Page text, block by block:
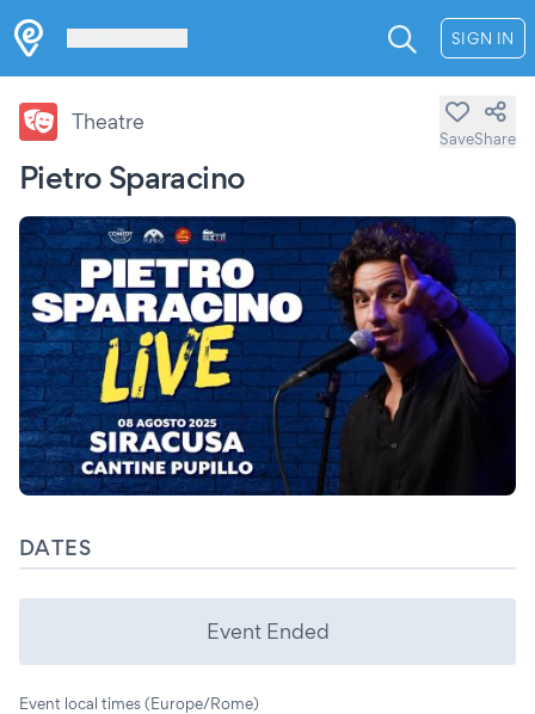
SIGN IN
Pietro Sparacino
Theatre
SaveShare
DATES
Event Ended
Event local times (Europe/Rome)